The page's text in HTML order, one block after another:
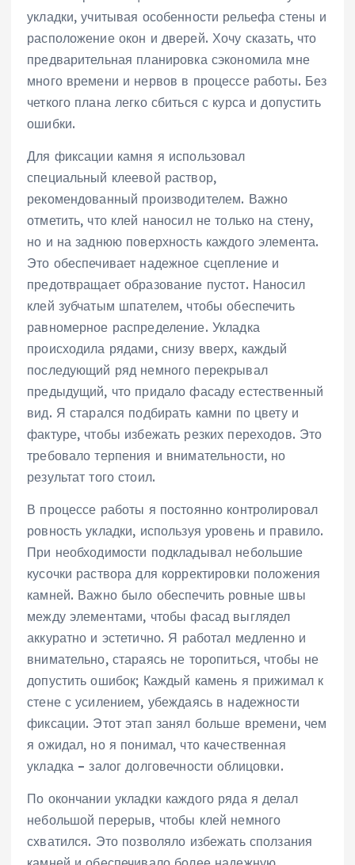
укладки, учитывая особенности рельефа стены и
расположение окон и дверей. Хочу сказать, что
предварительная планировка сэкономила мне
много времени и нервов в процессе работы. Без
четкого плана легко сбиться с курса и допустить
ошибки.
Для фиксации камня я использовал
специальный клеевой раствор,
рекомендованный производителем. Важно
отметить, что клей наносил не только на стену,
но и на заднюю поверхность каждого элемента.
Это обеспечивает надежное сцепление и
предотвращает образование пустот. Наносил
клей зубчатым шпателем, чтобы обеспечить
равномерное распределение. Укладка
происходила рядами, снизу вверх, каждый
последующий ряд немного перекрывал
предыдущий, что придало фасаду естественный
вид. Я старался подбирать камни по цвету и
фактуре, чтобы избежать резких переходов. Это
требовало терпения и внимательности, но
результат того стоил.
В процессе работы я постоянно контролировал
ровность укладки, используя уровень и правило.
При необходимости подкладывал небольшие
кусочки раствора для корректировки положения
камней. Важно было обеспечить ровные швы
между элементами, чтобы фасад выглядел
аккуратно и эстетично. Я работал медленно и
внимательно, стараясь не торопиться, чтобы не
допустить ошибок; Каждый камень я прижимал к
стене с усилением, убеждаясь в надежности
фиксации. Этот этап занял больше времени, чем
я ожидал, но я понимал, что качественная
укладка – залог долговечности облицовки.
По окончании укладки каждого ряда я делал
небольшой перерыв, чтобы клей немного
схватился. Это позволяло избежать сползания